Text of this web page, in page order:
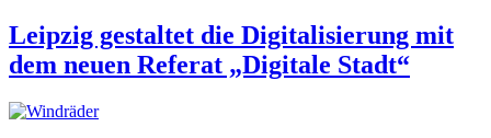
Leipzig gestaltet die Digitalisierung mit
dem neuen Referat „Digitale Stadt“